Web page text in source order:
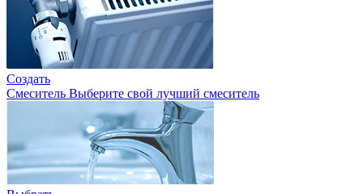
Создать
Смеситель Выберите свой лучший смеситель